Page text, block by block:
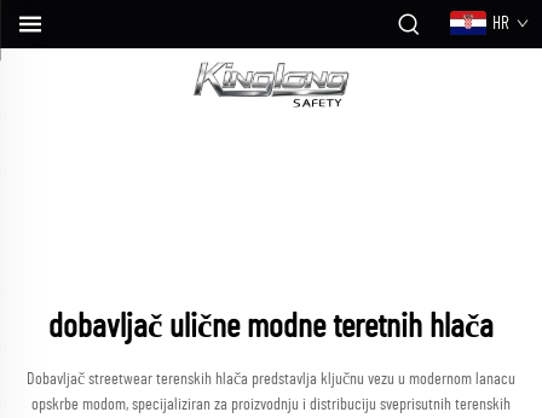
HR
dobavljač ulične modne teretnih hlača
Dobavljač streetwear terenskih hlača predstavlja ključnu vezu u modernom lanacu
opskrbe modom, specijaliziran za proizvodnju i distribuciju sveprisutnih terenskih